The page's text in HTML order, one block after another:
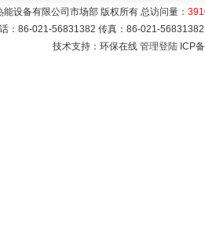
能设备有限公司市场部 版权所有 总访问量：
：86-021-56831382 传真：86-021-
技术支持：环保在线 管理登陆 ICP